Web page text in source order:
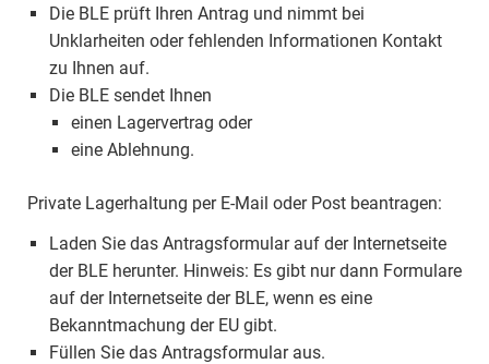
Die BLE prüft Ihren Antrag und nimmt bei
Unklarheiten oder fehlenden Informationen Kontakt
zu Ihnen auf.
Die BLE sendet Ihnen
einen Lagervertrag oder
eine Ablehnung.
Private Lagerhaltung per E-Mail oder Post beantragen:
Laden Sie das Antragsformular auf der Internetseite
der BLE herunter. Hinweis: Es gibt nur dann Formulare
auf der Internetseite der BLE, wenn es eine
Bekanntmachung der EU gibt.
Füllen Sie das Antragsformular aus.